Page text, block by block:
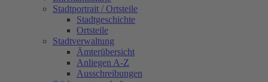
Stadtportrait / Ortsteile
Stadtgeschichte
Ortsteile
Stadtverwaltung
Ämterübersicht
Anliegen A-Z
Ausschreibungen